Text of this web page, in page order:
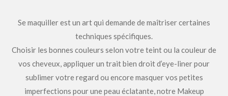
Se maquiller est un art qui demande de maîtriser certaines
techniques spécifiques.
Choisir les bonnes couleurs selon votre teint ou la couleur de
vos cheveux,appliquer un trait bien droit d’eye-liner pour
sublimer votre regard ou encore masquer vos petites
imperfections pour une peau éclatante, notre Makeup